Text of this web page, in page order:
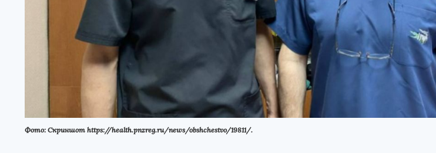
Фото: Скриншот https://health.pnzreg.ru/news/obshchestvo/19811/.